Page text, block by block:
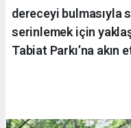
dereceyi bulmasıyla
serinlemek için
Tabiat Parkı’na akın